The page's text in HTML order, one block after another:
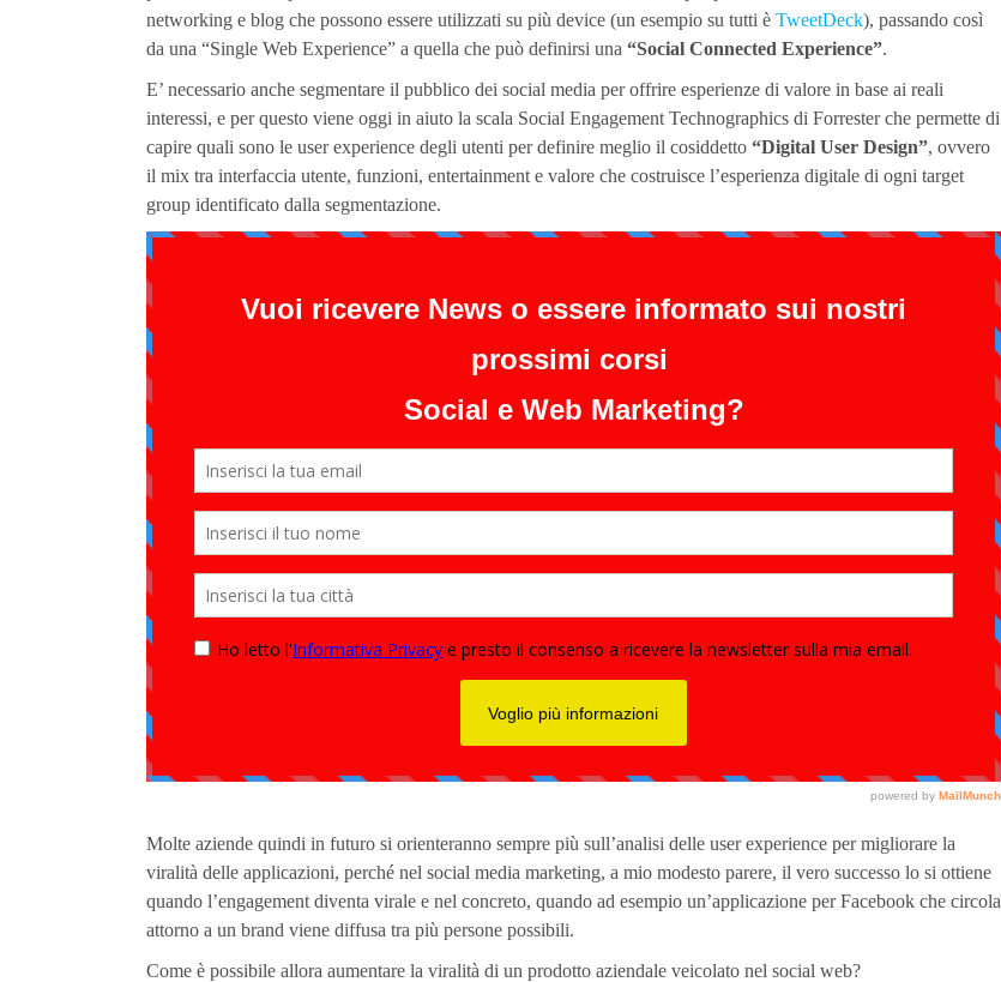
networking e blog che possono essere utilizzati su più device (un esempio su tutti è TweetDeck), passando così
da una “Single Web Experience” a quella che può definirsi una “Social Connected Experience”.
E’ necessario anche segmentare il pubblico dei social media per offrire esperienze di valore in base ai reali
interessi, e per questo viene oggi in aiuto la scala Social Engagement Technographics di Forrester che permette di
capire quali sono le user experience degli utenti per definire meglio il cosiddetto “Digital User Design”, ovvero
il mix tra interfaccia utente, funzioni, entertainment e valore che costruisce l’esperienza digitale di ogni target
group identificato dalla segmentazione.
Molte aziende quindi in futuro si orienteranno sempre più sull’analisi delle user experience per migliorare la
viralità delle applicazioni, perché nel social media marketing, a mio modesto parere, il vero successo lo si ottiene
quando l’engagement diventa virale e nel concreto, quando ad esempio un’applicazione per Facebook che circola
attorno a un brand viene diffusa tra più persone possibili.
Come è possibile allora aumentare la viralità di un prodotto aziendale veicolato nel social web?